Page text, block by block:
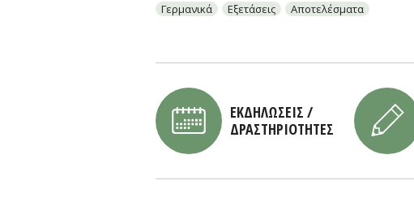
Γερμανικά
Εξετάσεις Αποτελέσματα
ΕΚΔΗΛΩΣΕΙΣ /
ΔΡΑΣΤΗΡΙΟΤΗΤΕΣ